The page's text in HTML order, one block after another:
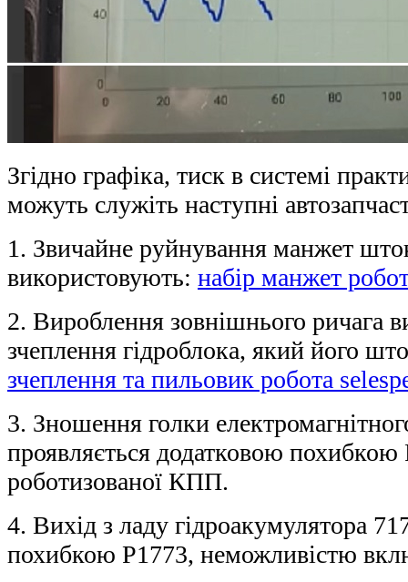
Згідно графіка, тиск в системі
можуть служіть наступні
1. Звичайне руйнування манжет
використовують: набір манжет
2. Вироблення зовнішнього ричага
зчеплення гідроблока, який його
зчеплення та пильовик робота
3. Зношення голки
проявляється додатковою
роботизованої КПП.
4. Вихід з ладу гідроакумулятора
похибкою P1773, неможливістю